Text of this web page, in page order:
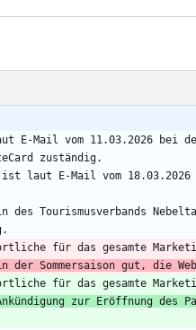
E-Mail vom 11.03.2026 bei
laut E-Mail vom
des Tourismusverbands
für das gesamte
der Sommersaison gut, die
für das gesamte
zur Eröffnung des